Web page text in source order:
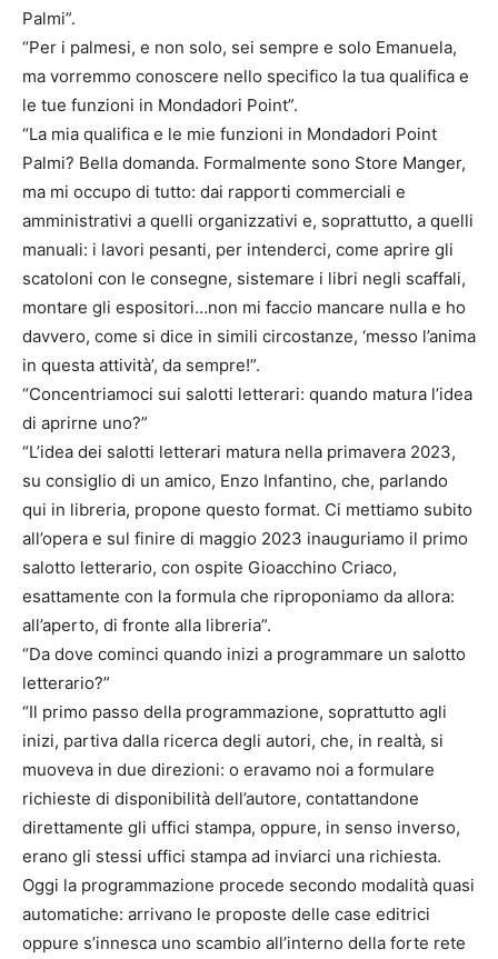
Palmi”.
“Per i palmesi, e non solo, sei sempre e solo Emanuela,
ma vorremmo conoscere nello specifico la tua qualifica e
le tue funzioni in Mondadori Point”.
“La mia qualifica e le mie funzioni in Mondadori Point
Palmi? Bella domanda. Formalmente sono Store Manger,
ma mi occupo di tutto: dai rapporti commerciali e
amministrativi a quelli organizzativi e, soprattutto, a quelli
manuali: i lavori pesanti, per intenderci, come aprire gli
scatoloni con le consegne, sistemare i libri negli scaffali,
montare gli espositori…non mi faccio mancare nulla e ho
davvero, come si dice in simili circostanze, ‘messo l’anima
in questa attività’, da sempre!”.
“Concentriamoci sui salotti letterari: quando matura l’idea
di aprirne uno?”
“L’idea dei salotti letterari matura nella primavera 2023,
su consiglio di un amico, Enzo Infantino, che, parlando
qui in libreria, propone questo format. Ci mettiamo subito
all’opera e sul finire di maggio 2023 inauguriamo il primo
salotto letterario, con ospite Gioacchino Criaco,
esattamente con la formula che riproponiamo da allora:
all’aperto, di fronte alla libreria”.
“Da dove cominci quando inizi a programmare un salotto
letterario?”
“Il primo passo della programmazione, soprattutto agli
inizi, partiva dalla ricerca degli autori, che, in realtà, si
muoveva in due direzioni: o eravamo noi a formulare
richieste di disponibilità dell’autore, contattandone
direttamente gli uffici stampa, oppure, in senso inverso,
erano gli stessi uffici stampa ad inviarci una richiesta.
Oggi la programmazione procede secondo modalità quasi
automatiche: arrivano le proposte delle case editrici
oppure s’innesca uno scambio all’interno della forte rete